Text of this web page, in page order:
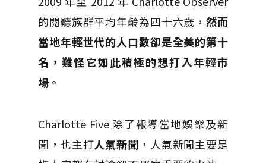
的閱聽族群平均年齡為四十六歲，然而
當地年輕世代的人口數卻是全美的第十
名，難怪它如此積極的想打入年輕市
場 。
Charlotte Five 除了報導當地娛樂及新
聞，也主打人氣新聞 ，人氣新聞主要是